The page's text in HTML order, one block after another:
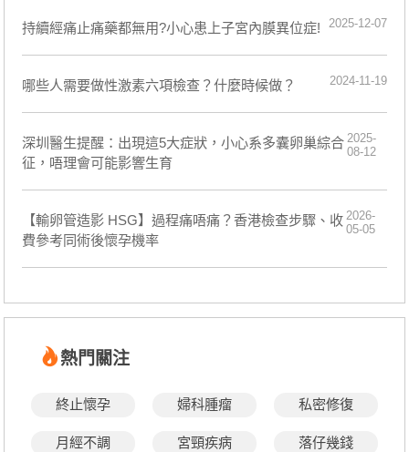
持續經痛止痛藥都無用?小心患上子宮內膜異位症! 2025-12-07
​哪些人需要做性激素六項檢查？什麼時候做？ 2024-11-19
深圳醫生提醒：出現這5大症狀，小心系多囊卵巢綜合
征，唔理會可能影響生育
2025-
08-12
【輸卵管造影 HSG】過程痛唔痛？香港檢查步驟、收
費參考同術後懷孕機率
2026-
05-05
熱門關注
終止懷孕 婦科腫瘤 私密修復
月經不調 宮頸疾病 落仔幾錢